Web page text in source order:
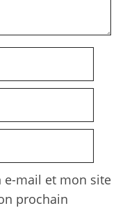
e-mail et mon site
prochain